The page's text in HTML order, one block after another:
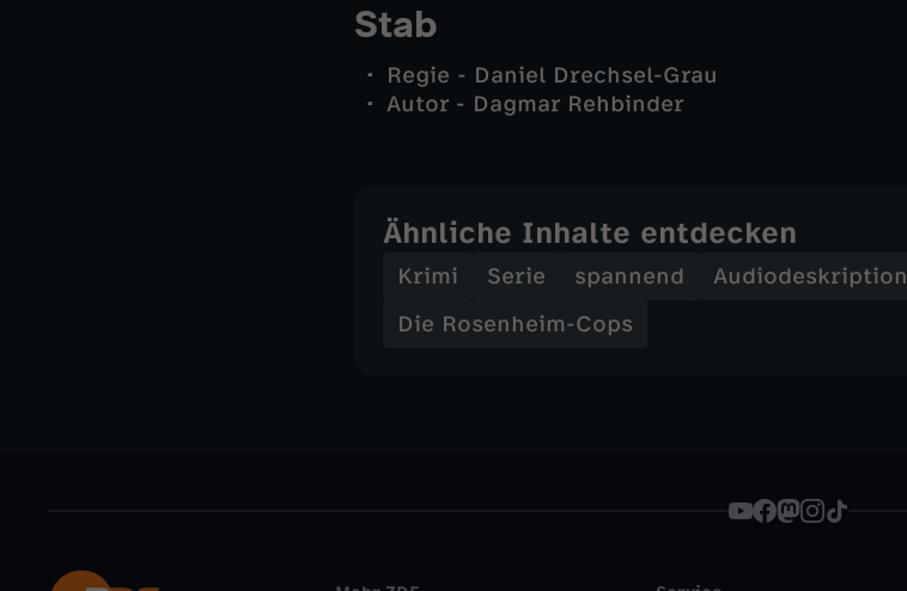
Stab
Regie - Daniel Drechsel-Grau
Autor - Dagmar Rehbinder
Ähnliche Inhalte entdecken
Krimi Serie spannend Audiodeskription
Die Rosenheim-Cops